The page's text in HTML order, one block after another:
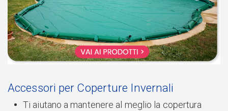
Accessori per Coperture Invernali
Ti aiutano a mantenere al meglio la copertura